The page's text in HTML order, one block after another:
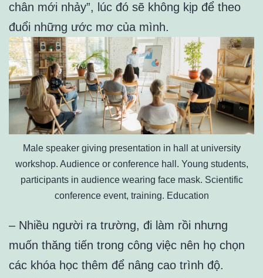
chân mới nhảy”, lúc đó sẽ không kịp để theo
đuổi những ước mơ của mình.
Male speaker giving presentation in hall at university
workshop. Audience or conference hall. Young students,
participants in audience wearing face mask. Scientific
conference event, training. Education
– Nhiều người ra trường, đi làm rồi nhưng
muốn thăng tiến trong công việc nên họ chọn
các khóa học thêm để nâng cao trình độ.